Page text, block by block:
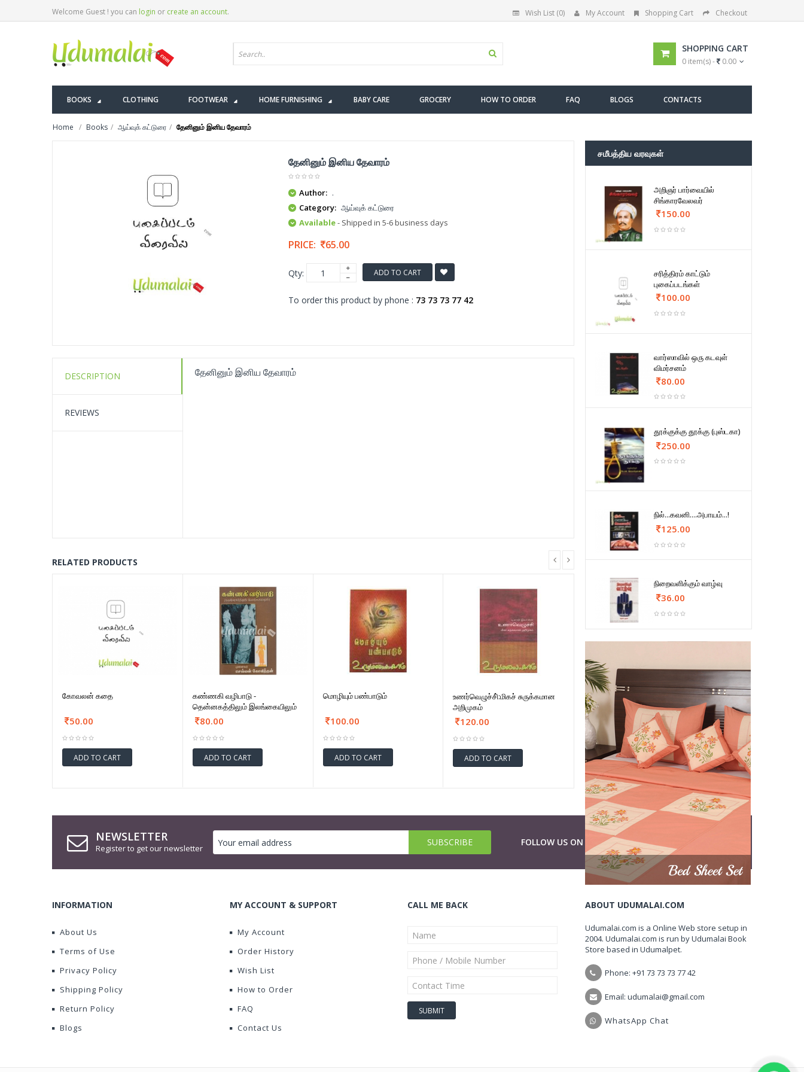
Welcome Guest ! you can login or create an account. Wish List (0) My Account Shopping Cart Checkout
SHOPPING CART
0 item(s) - 0.00
BOOKS CLOTHING FOOTWEAR HOME FURNISHING BABY CARE GROCERY HOW TO ORDER FAQ BLOGS CONTACTS
Home Books ஆய்வுக் கட்டுரை தேனினும் இனிய தேவாரம்
தேனினும் இனிய தேவாரம்
Author: .
Category: ஆய்வுக் கட்டுரை
Available- Shipped in 5-6 business days
PRICE: 65.00
Qty: ADD TO CART
To order this product by phone : 73 73 73 77 42
DESCRIPTION
REVIEWS
தேனினும் இனிய தேவாரம்
RELATED PRODUCTS
கோவலன் கதை
50.00
ADD TO CART
கண்ணகி வழிபாடு -
தென்னகத்திலும் இலங்கையிலும்
80.00
ADD TO CART
மொழியும் பண்பாடும்
100.00
ADD TO CART
உணர்வெழுச்சி்:மிகச் சுருக்கமான
அறிமுகம்
120.00
ADD TO CART
சமீபத்திய வரவுகள்
அறிஞர் பார்வையில்
சிங்காரவேலவர்
150.00
சரித்திரம் காட்டும்
புகைப்படங்கள்
100.00
வார்ஸாவில் ஒரு கடவுள்
விமர்சனம்
80.00
தூக்குக்கு தூக்கு (புஸ்டகா)
250.00
நில்...கவனி....அபாயம்...!
125.00
நிறைவளிக்கும் வாழ்வு
36.00
NEWSLETTER
Register to get our newsletter
FOLLOW US ON
INFORMATION
About Us
Terms of Use
Privacy Policy
Shipping Policy
Return Policy
Blogs
MY ACCOUNT & SUPPORT
My Account
Order History
Wish List
How to Order
FAQ
Contact Us
CALL ME BACK ABOUT UDUMALAI.COM
Udumalai.com is a Online Web store setup in
2004. Udumalai.com is run by Udumalai Book
Store based in Udumalpet.
Phone: +91 73 73 73 77 42
Email: udumalai@gmail.com
WhatsApp Chat